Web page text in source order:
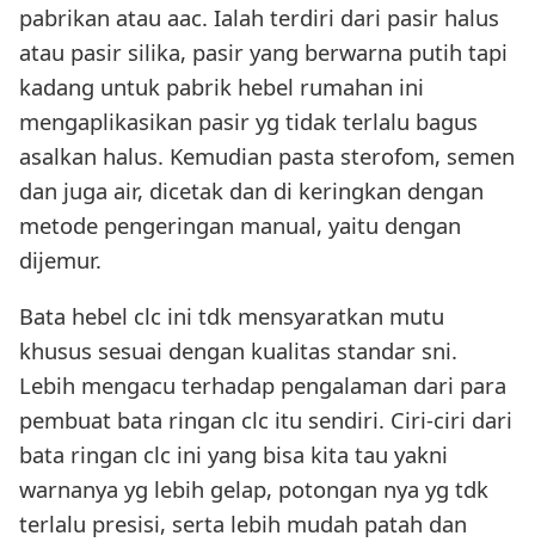
pabrikan atau aac. Ialah terdiri dari pasir halus
atau pasir silika, pasir yang berwarna putih tapi
kadang untuk pabrik hebel rumahan ini
mengaplikasikan pasir yg tidak terlalu bagus
asalkan halus. Kemudian pasta sterofom, semen
dan juga air, dicetak dan di keringkan dengan
metode pengeringan manual, yaitu dengan
dijemur.
Bata hebel clc ini tdk mensyaratkan mutu
khusus sesuai dengan kualitas standar sni.
Lebih mengacu terhadap pengalaman dari para
pembuat bata ringan clc itu sendiri. Ciri-ciri dari
bata ringan clc ini yang bisa kita tau yakni
warnanya yg lebih gelap, potongan nya yg tdk
terlalu presisi, serta lebih mudah patah dan